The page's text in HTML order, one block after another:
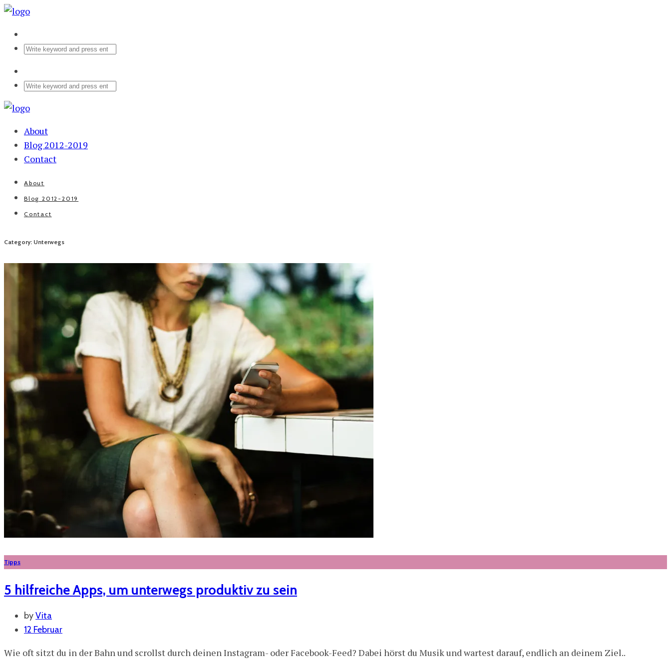
About
Blog 2012-2019
Contact
About
Blog 2012-2019
Contact
Category: Unterwegs
Tipps
5 hilfreiche Apps, um unterwegs produktiv zu sein
byVita
12 Februar
Wie oft sitzt du in der Bahn und scrollst durch deinen Instagram- oder Facebook-Feed? Dabei hörst du Musik und wartest darauf, endlich an deinem Ziel..